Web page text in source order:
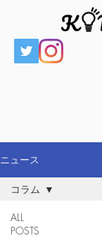
ニュース
ALL
POSTS
コラム